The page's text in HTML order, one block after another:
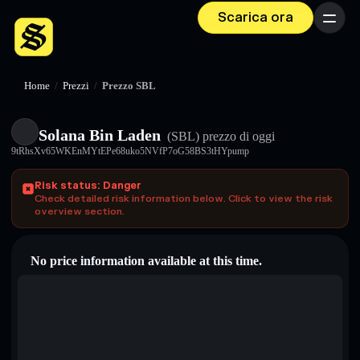
Scarica ora Menu
Home / Prezzi / Prezzo SBL
Solana Bin Laden (SBL) prezzo di oggi
9tRhsXv65WKEnMYtEPe68uko5NVfP7oG58BS3tHYpump
Risk status: Danger
Check detailed risk information below. Click to view the risk
overview section.
No price information available at this time.